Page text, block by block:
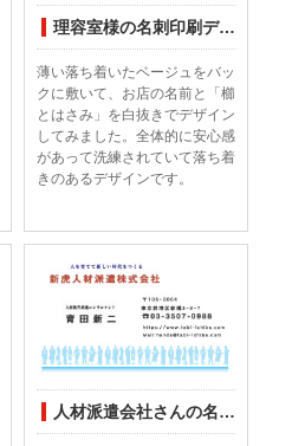
理容室様の名刺印刷デザインしてみました
薄い落ち着いたベージュをバッ
クに敷いて、お店の名前と「櫛
とはさみ」を白抜きでデザイン
してみました。全体的に安心感
があって洗練されていて落ち着
きのあるデザインです。
人材派遣会社さんの名刺印刷デザインしてみました